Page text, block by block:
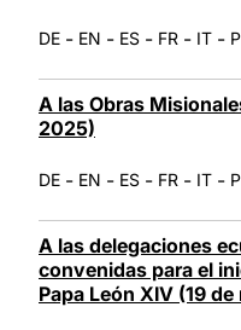
DE - EN - ES - FR - IT -
A las Obras
2025)
DE - EN - ES - FR - IT -
A las delegaciones
convenidas para el
Papa León XIV (19